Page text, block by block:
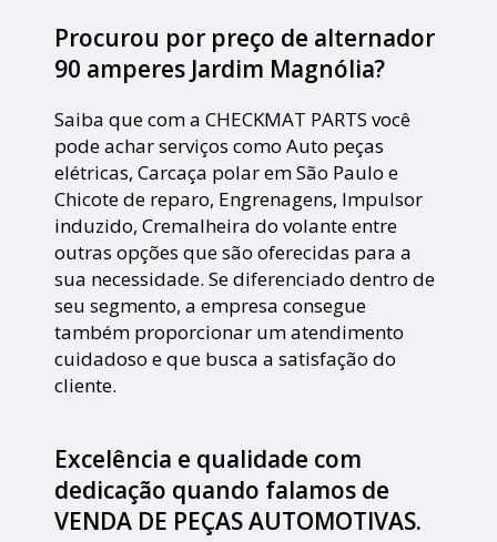
Procurou por preço de alternador
90 amperes Jardim Magnólia?
Saiba que com a CHECKMAT PARTS você
pode achar serviços como Auto peças
elétricas, Carcaça polar em São Paulo e
Chicote de reparo, Engrenagens, Impulsor
induzido, Cremalheira do volante entre
outras opções que são oferecidas para a
sua necessidade. Se diferenciado dentro de
seu segmento, a empresa consegue
também proporcionar um atendimento
cuidadoso e que busca a satisfação do
cliente.
Excelência e qualidade com
dedicação quando falamos de
VENDA DE PEÇAS AUTOMOTIVAS.